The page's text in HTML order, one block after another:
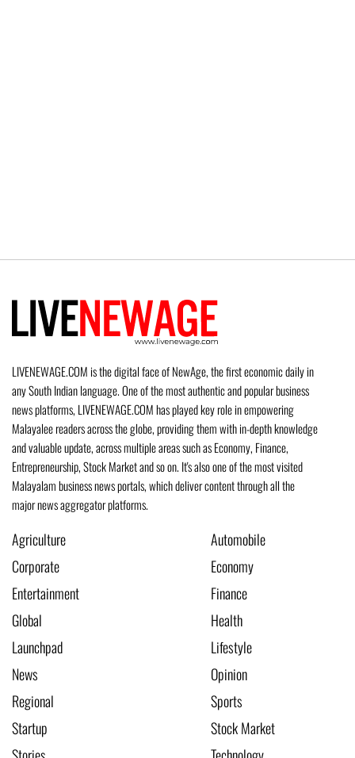
LIVENEWAGE.COM is the digital face of NewAge, the first economic daily in
any South Indian language. One of the most authentic and popular business
news platforms, LIVENEWAGE.COM has played key role in empowering
Malayalee readers across the globe, providing them with in-depth knowledge
and valuable update, across multiple areas such as Economy, Finance,
Entrepreneurship, Stock Market and so on. It's also one of the most visited
Malayalam business news portals, which deliver content through all the
major news aggregator platforms.
Agriculture
Automobile
Corporate
Economy
Entertainment
Finance
Global
Health
Launchpad
Lifestyle
News
Opinion
Regional
Sports
Startup
Stock Market